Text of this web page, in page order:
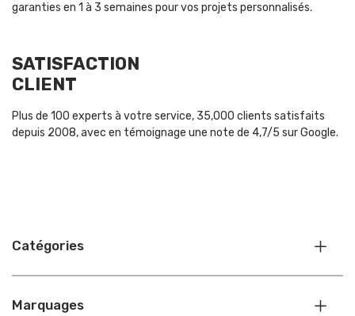
garanties en 1 à 3 semaines pour vos projets personnalisés.
SATISFACTION
CLIENT
Plus de 100 experts à votre service, 35,000 clients satisfaits
depuis 2008, avec en témoignage une note de 4,7/5 sur Google.
Catégories
Marquages